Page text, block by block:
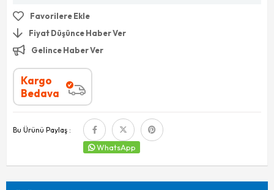
Favorilere Ekle
Fiyat Düşünce Haber Ver
Gelince Haber Ver
Kargo
Bedava
Bu Ürünü Paylaş :
WhatsApp